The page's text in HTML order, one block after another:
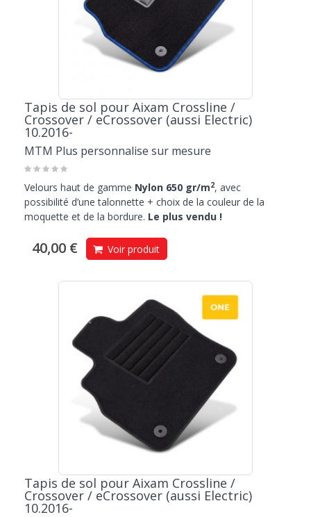
Tapis de sol pour Aixam Crossline /
Crossover / eCrossover (aussi Electric)
10.2016-
MTM Plus personnalise sur mesure
Velours haut de gamme Nylon 650 gr/m2, avec
possibilité d’une talonnette + choix de la couleur de la
moquette et de la bordure. Le plus vendu !
40,00 € Voir produit
Tapis de sol pour Aixam Crossline /
Crossover / eCrossover (aussi Electric)
10.2016-